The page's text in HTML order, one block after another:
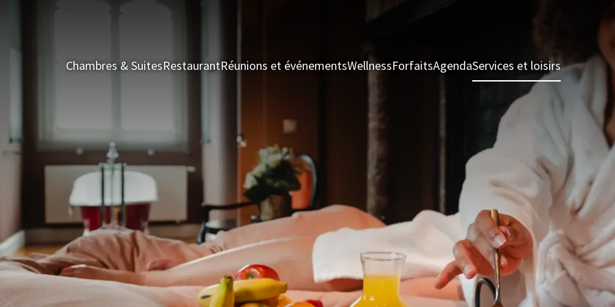
Chambres & SuitesRestaurantRéunions et événementsWellnessForfaitsAgendaServices et loisirsChambres